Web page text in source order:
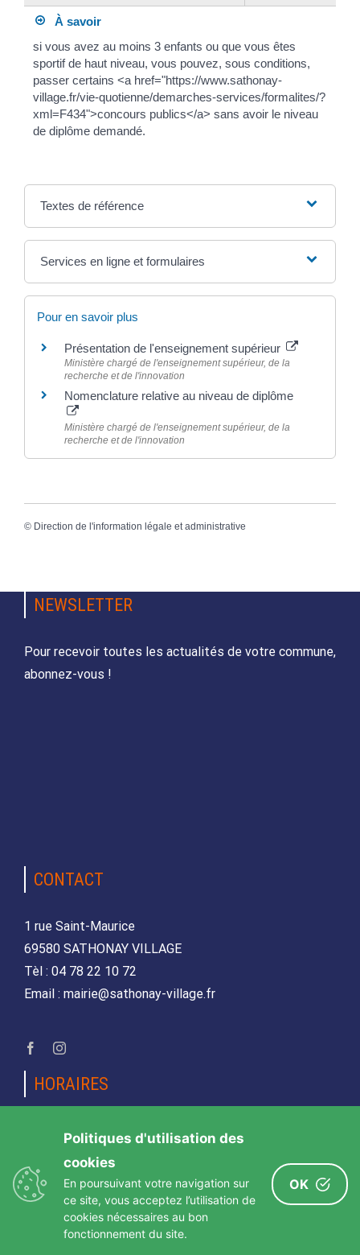
À savoir
si vous avez au moins 3 enfants ou que vous êtes
sportif de haut niveau, vous pouvez, sous conditions,
passer certains <a href="https://www.sathonay-
village.fr/vie-quotienne/demarches-services/formalites/?
xml=F434">concours publics</a> sans avoir le niveau
de diplôme demandé.
Textes de référence
Services en ligne et formulaires
Pour en savoir plus
Présentation de l'enseignement supérieur
Ministère chargé de l'enseignement supérieur, de la
recherche et de l'innovation
Nomenclature relative au niveau de diplôme
Ministère chargé de l'enseignement supérieur, de la
recherche et de l'innovation
© Direction de l'information légale et administrative
NEWSLETTER
Pour recevoir toutes les actualités de votre commune,
abonnez-vous !
CONTACT
1 rue Saint-Maurice
69580 SATHONAY VILLAGE
Tèl : 04 78 22 10 72
Email : mairie@sathonay-village.fr
HORAIRES
Lundi, mardi, jeudi et vendredi
Mercredi et samedi
de 08h30 12h00
Politiques d'utilisation des
cookies
En poursuivant votre navigation sur
ce site, vous acceptez l’utilisation de
cookies nécessaires au bon
fonctionnement du site.
OK